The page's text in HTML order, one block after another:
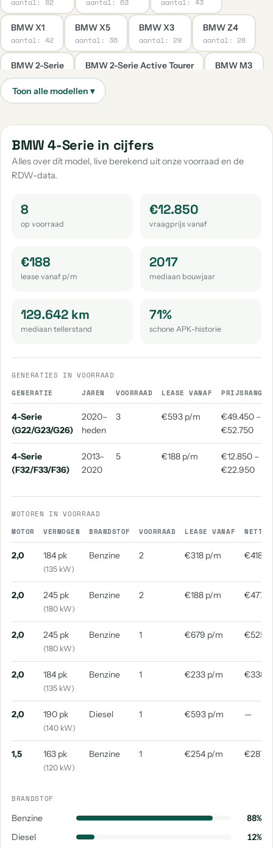
BMW X1
aantal: 42
BMW X5
aantal: 36
BMW X3
aantal: 29
BMW Z4
aantal: 28
BMW 2-Serie
aantal: 22
BMW 2-Serie Active Tourer
aantal: 15
BMW M3
BMW Z3 BMW 6-Serie
BMW 2-Serie Gran Coupe BMW 2-Serie Gran Tourer
aantal: 7
BMW X2
BMW X4
aantal: 6
BMW 3-Serie Gran Turismo
aantal: 3
aantal: 3 aantal: 3
BMW Xm BMW 1600 BMW 635
aantal: 1
BMW I8
aantal: 1
BMW Ix
aantal: 1
BMW M5
aantal: 1
BMW M550
aantal: 1
BMW X2 M
aantal: 1
BMW X4 M
aantal: 1
BMW X5 M50
aantal: 1
aantal: 1
BMW 4-Serie in cijfers
Alles over dít model, live berekend uit onze voorraad en de
RDW-data.
8
op voorraad
€12.850
vraagprijs vanaf
€188
lease vanaf p/m
2017
mediaan bouwjaar
129.642 km
mediaan tellerstand
71%
schone APK-historie
GENERATIES IN VOORRAAD
GENERATIE
JAREN VOORRAAD LEASE VANAF PRIJSRANGE
4-Serie
(G22/G23/G26)
2020–
heden
3 €593 p/m
€49.450 –
€52.750
4-Serie
(F32/F33/F36)
2013–
2020
5 €188 p/m
€12.850 –
€22.950
MOTOREN IN VOORRAAD
MOTOR
VERMOGEN BRANDSTOF VOORRAAD LEASE VANAF NETTO
2,0 184 pk
(135 kW)
Benzine 2 €318 p/m €418
2,0 245 pk
(180 kW)
Benzine 2 €188 p/m €477
2,0 245 pk
(180 kW)
Benzine 1 €679 p/m €525
2,0 184 pk
(135 kW)
Benzine 1 €233 p/m €338
2,0 190 pk
(140 kW)
Diesel 1 €593 p/m —
1,5 163 pk
(120 kW)
Benzine 1 €254 p/m €287
BRANDSTOF
Benzine
88%
Diesel
12%